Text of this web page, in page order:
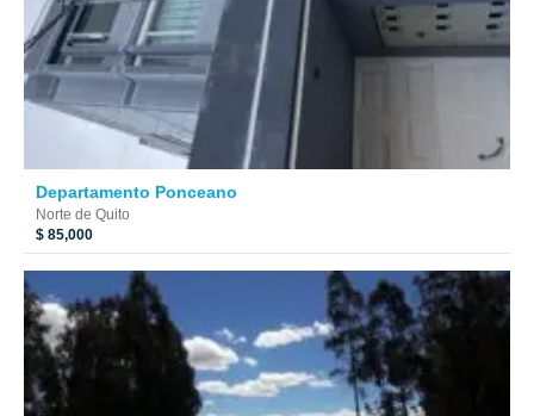
Departamento Ponceano
Norte de Quito
$ 85,000